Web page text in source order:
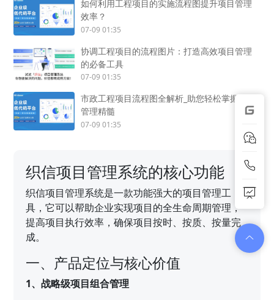
如何利用工程项目的实施流程图提升项目管理
效率？
07-09 01:35
协调工程项目的流程图片：打造高效项目管理
的必备工具
07-09 01:35
市政工程项目流程图全解析_助您轻松掌握项目
管理精髓
07-09 01:35
织信项目管理系统的核心功能
织信项目管理系统是一款功能强大的项目管理工
具，它可以帮助企业实现项目的全生命周期管理，
提高项目执行效率，确保项目按时、按质、按量完
成。
一、产品定位与核心价值
1、战略级项目组合管理